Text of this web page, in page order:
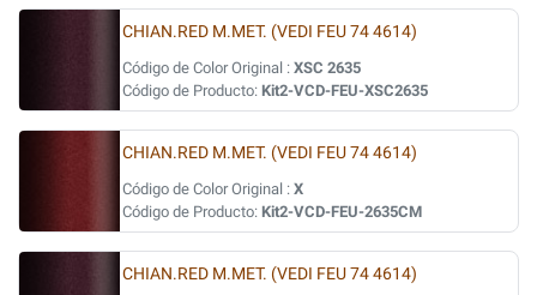
CHIAN.RED M.MET. (VEDI FEU 74 4614)
Código de Color Original : XSC 2635
Código de Producto: Kit2-VCD-FEU-XSC2635
CHIAN.RED M.MET. (VEDI FEU 74 4614)
Código de Color Original : X
Código de Producto: Kit2-VCD-FEU-2635CM
CHIAN.RED M.MET. (VEDI FEU 74 4614)